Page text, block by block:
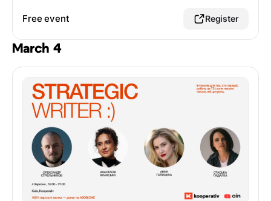
Free event Register
March 4